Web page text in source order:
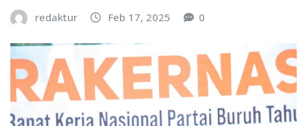
redaktur Feb 17, 2025 0